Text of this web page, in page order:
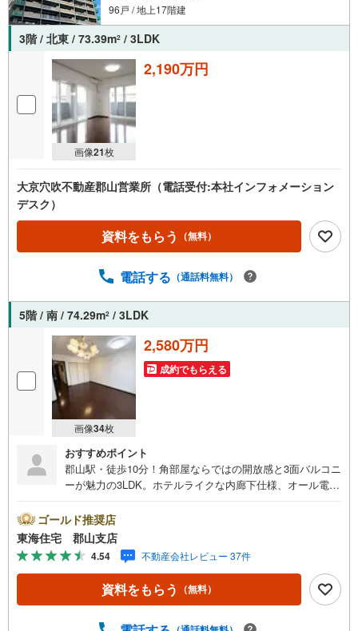
96戸 / 地上17階建
3階 / 北東 / 73.39m2 / 3LDK
画像21枚
2,190万円
大京穴吹不動産郡山営業所（電話受付:本社インフォメーション
デスク）
資料をもらう （無料）
電話する （通話料無料）
5階 / 南 / 74.29m2 / 3LDK
画像34枚
2,580万円
成約でもらえる
おすすめポイント
郡山駅・徒歩10分！角部屋ならではの開放感と3面バルコニ
ーが魅力の3LDK。ホテルライクな内廊下仕様、オール電
ン郡山・徒歩9分でお買い物にも便利！■東海住宅 郡山支店
が選ばれる理由1郡山市を中心に多数の物件を取り扱ってい
ます。 新築・中古様々な物件をご紹介可能です。ぜひお
気軽にお問合せ下さい。2お家の購入だけでなく、売却もぜ
ひお任せください。 できる限りお客様のご要望を実現す
るために、責任を持って物件をお預かり致します。3創業50
ゴールド推奨店
東海住宅 郡山支店
4.54 不動産会社レビュー 37件
資料をもらう （無料）